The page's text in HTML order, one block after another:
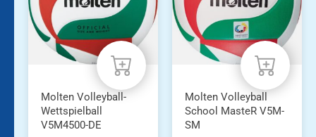
Molten Volleyball-
Wettspielball
V5M4500-DE
Molten Volleyball
School MasteR V5M-
SM